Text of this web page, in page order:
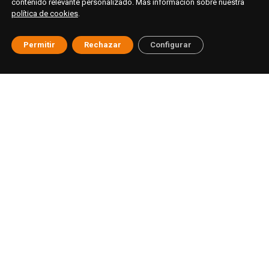
contenido relevante personalizado. Más información sobre nuestra
política de cookies.
Permitir Rechazar Configurar